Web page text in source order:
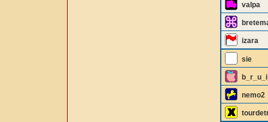
valpa
izara
sie
nemo2